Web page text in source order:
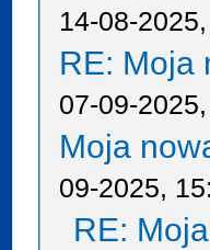
14-08-
RE: Moja
07-09-
Moja
09-2025,
RE: